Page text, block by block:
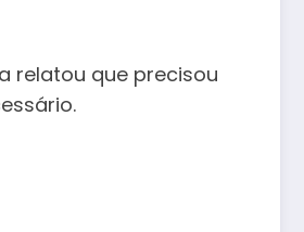
relatou que precisou